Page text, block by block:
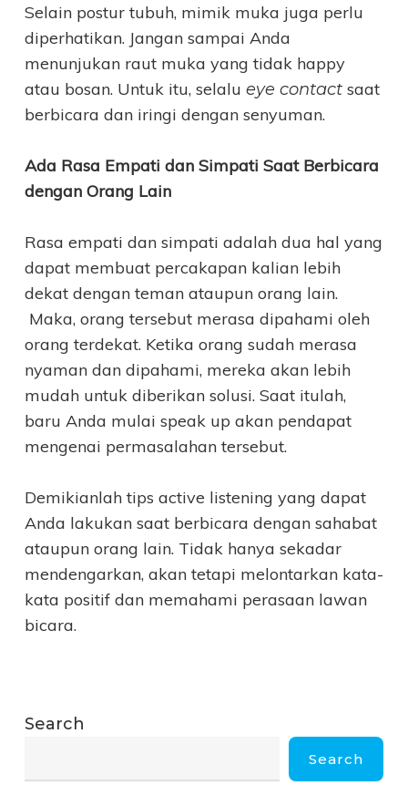
Selain postur tubuh, mimik muka juga perlu
diperhatikan. Jangan sampai Anda
menunjukan raut muka yang tidak happy
atau bosan. Untuk itu, selalu eye contactsaat
berbicara dan iringi dengan senyuman.
Ada Rasa Empati dan Simpati Saat Berbicara
dengan Orang Lain
Rasa empati dan simpati adalah dua hal yang
dapat membuat percakapan kalian lebih
dekat dengan teman ataupun orang lain.
Maka, orang tersebut merasa dipahami oleh
orang terdekat. Ketika orang sudah merasa
nyaman dan dipahami, mereka akan lebih
mudah untuk diberikan solusi. Saat itulah,
baru Anda mulai speak up akan pendapat
mengenai permasalahan tersebut.
Demikianlah tips active listening yang dapat
Anda lakukan saat berbicara dengan sahabat
ataupun orang lain. Tidak hanya sekadar
mendengarkan, akan tetapi melontarkan kata-
kata positif dan memahami perasaan lawan
bicara.
Search
Search